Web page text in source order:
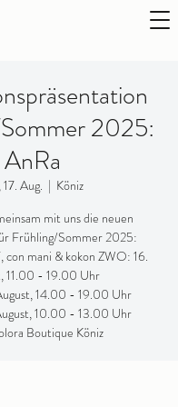
2025:
AnRa
17. Aug.
  |
Köniz
mit uns die neuen
Frühling/Sommer 2025:
mani & kokon ZWO: 16.
11.00 - 19.00 Uhr
14.00 - 19.00 Uhr
10.00 - 13.00 Uhr
Boutique Köniz